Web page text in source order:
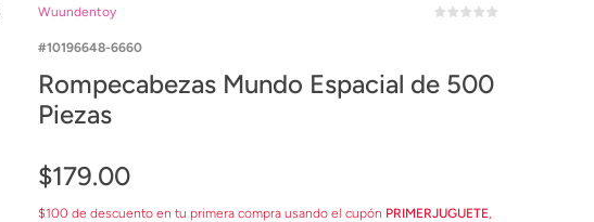
Wuundentoy
10196648-6660
Rompecabezas Mundo Espacial de 500
Piezas
$179.00
$100 de descuento en tu primera compra usando el cupón PRIMERJUGUETE,